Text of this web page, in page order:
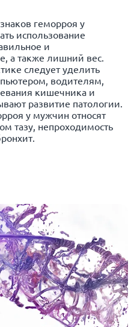
геморроя у
использование
и
а также лишний вес.
следует уделить
водителям,
кишечника и
развитие патологии.
у мужчин относят
тазу, непроходимость
.